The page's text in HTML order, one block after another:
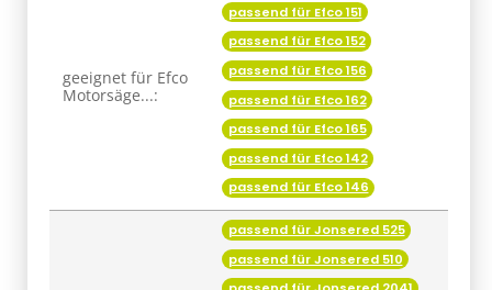
passend für Efco 156
passend für Efco 162
passend für Efco 165
passend für Efco 142
passend für Efco 146
passend für Jonsered 525
passend für Jonsered 510
passend für Jonsered 2041
passend für Jonsered
451EVS